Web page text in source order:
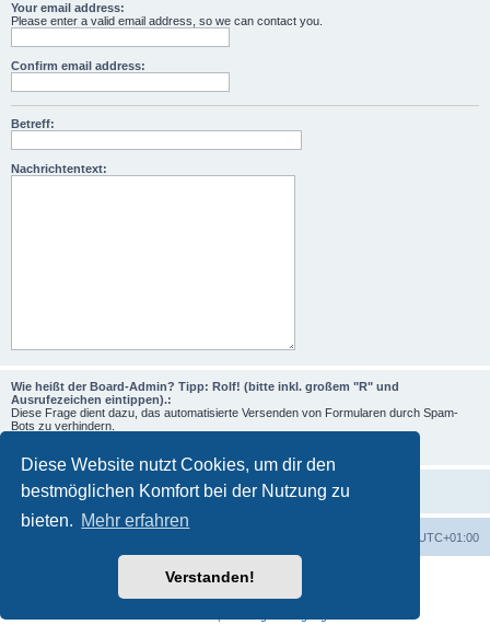
Diese Website nutzt Cookies, um dir den
bestmöglichen Komfort bei der Nutzung zu
bieten. Mehr erfahren
Verstanden!
Your email address:
Please enter a valid email address, so we can contact you.
Confirm email address:
Betreff:
Nachrichtentext:
Wie heißt der Board-Admin? Tipp: Rolf! (bitte inkl. großem "R" und
Ausrufezeichen eintippen).:
Diese Frage dient dazu, das automatisierte Versenden von Formularen durch Spam-
Bots zu verhindern.
UTC+01:00
Powered byphpBB® Forum Software © phpBB Limited
phpBB.de